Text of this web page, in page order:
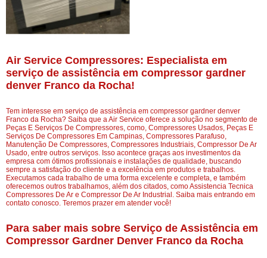
Air Service Compressores: Especialista em
serviço de assistência em compressor gardner
denver Franco da Rocha!
Tem interesse em serviço de assistência em compressor gardner denver
Franco da Rocha? Saiba que a Air Service oferece a solução no segmento de
Peças E Serviços De Compressores, como, Compressores Usados, Peças E
Serviços De Compressores Em Campinas, Compressores Parafuso,
Manutenção De Compressores, Compressores Industriais, Compressor De Ar
Usado, entre outros serviços. Isso acontece graças aos investimentos da
empresa com ótimos profissionais e instalações de qualidade, buscando
sempre a satisfação do cliente e a excelência em produtos e trabalhos.
Executamos cada trabalho de uma forma excelente e completa, e também
oferecemos outros trabalhamos, além dos citados, como Assistencia Tecnica
Compressores De Ar e Compressor De Ar Industrial. Saiba mais entrando em
contato conosco. Teremos prazer em atender você!
Para saber mais sobre Serviço de Assistência em
Compressor Gardner Denver Franco da Rocha